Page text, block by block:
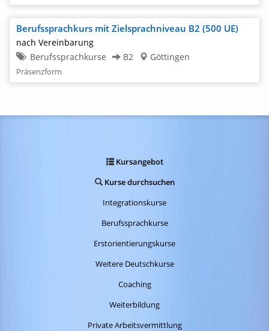
Berufssprachkurs mit Zielsprachniveau B2 (500 UE)
nach Vereinbarung
Berufssprachkurse
B2 Göttingen
Präsenzform
Kursangebot
Kurse durchsuchen
Integrationskurse
Berufssprachkurse
Erstorientierungskurse
Weitere Deutschkurse
Coaching
Weiterbildung
Private Arbeitsvermittlung